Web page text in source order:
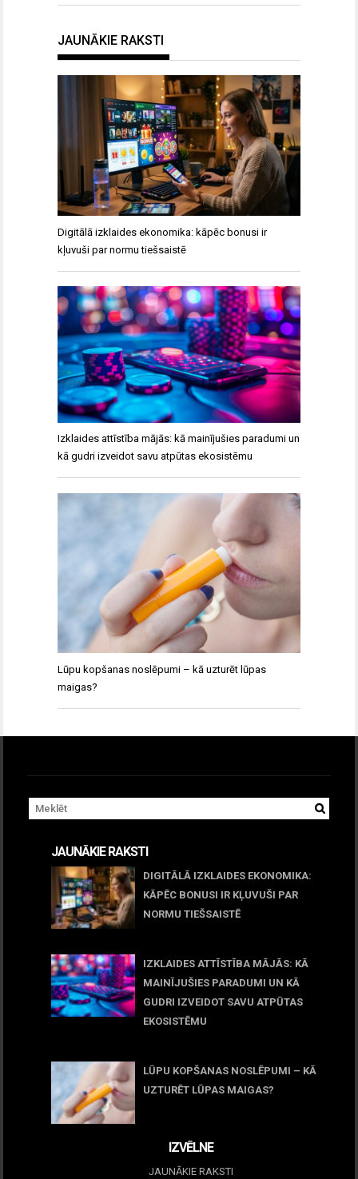
JAUNĀKIE RAKSTI
Digitālā izklaides ekonomika: kāpēc bonusi ir
kļuvuši par normu tiešsaistē
Izklaides attīstība mājās: kā mainījušies paradumi un
kā gudri izveidot savu atpūtas ekosistēmu
Lūpu kopšanas noslēpumi – kā uzturēt lūpas
maigas?
JAUNĀKIE RAKSTI
DIGITĀLĀ IZKLAIDES EKONOMIKA:
KĀPĒC BONUSI IR KĻUVUŠI PAR
NORMU TIEŠSAISTĒ
IZKLAIDES ATTĪSTĪBA MĀJĀS: KĀ
MAINĪJUŠIES PARADUMI UN KĀ
GUDRI IZVEIDOT SAVU ATPŪTAS
EKOSISTĒMU
LŪPU KOPŠANAS NOSLĒPUMI – KĀ
UZTURĒT LŪPAS MAIGAS?
IZVĒLNE
JAUNĀKIE RAKSTI